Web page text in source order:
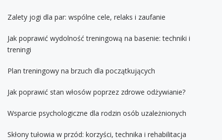
Zalety jogi dla par: wspólne cele, relaks i zaufanie
Jak poprawić wydolność treningową na basenie: techniki i
treningi
Plan treningowy na brzuch dla początkujących
Jak poprawić stan włosów poprzez zdrowe odżywianie?
Wsparcie psychologiczne dla rodzin osób uzależnionych
Skłony tułowia w przód: korzyści, technika i rehabilitacja